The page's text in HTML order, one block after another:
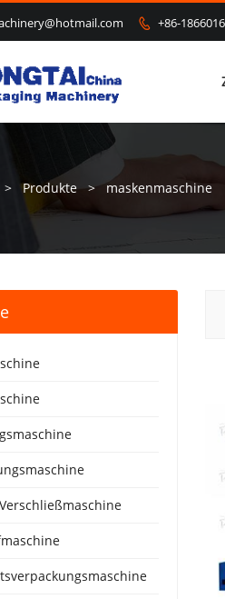
 +86-
> Produkte > maskenmaschine